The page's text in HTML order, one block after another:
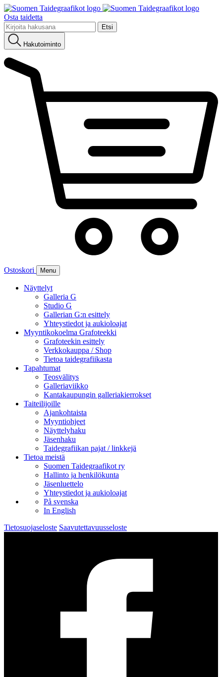
Osta taidetta
Etsi:
Hakutoiminto
Ostoskori Menu
Näyttelyt
Galleria G
Studio G
Gallerian G:n esittely
Yhteystiedot ja aukioloajat
Myyntikokoelma Grafoteekki
Grafoteekin esittely
Verkkokauppa / Shop
Tietoa taidegrafiikasta
Tapahtumat
Teosvälitys
Galleriaviikko
Kantakaupungin galleriakierrokset
Taiteilijoille
Ajankohtaista
Myyntiohjeet
Näyttelyhaku
Jäsenhaku
Taidegrafiikan pajat / linkkejä
Tietoa meistä
Suomen Taidegraafikot ry
Hallinto ja henkilökunta
Jäsenluettelo
Yhteystiedot ja aukioloajat
På svenska
In English
Tietosuojaseloste Saavutettavuusseloste